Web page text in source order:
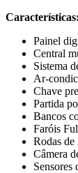
Características:
Painel
Central
Sistema
Ar-
Chave
Partida
Bancos
Faróis
Rodas de
Câmera
Sensores